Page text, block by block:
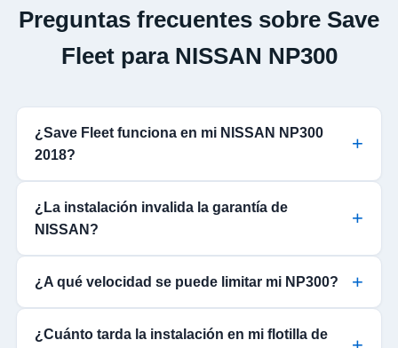
Preguntas frecuentes sobre Save
Fleet para NISSAN NP300
¿Save Fleet funciona en mi NISSAN NP300
2018?
¿La instalación invalida la garantía de
NISSAN?
¿A qué velocidad se puede limitar mi NP300?
¿Cuánto tarda la instalación en mi flotilla de